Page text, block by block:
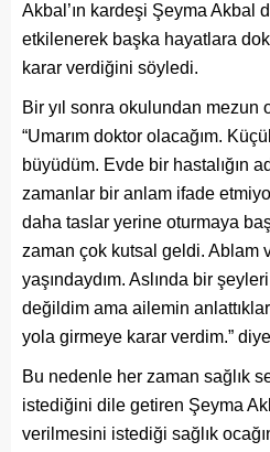
Akbal’ın kardeşi Şeyma Akbal
etkilenerek başka hayatlara
karar verdiğini söyledi.
Bir yıl sonra okulundan mezun
“Umarım doktor olacağım.
büyüdüm. Evde bir hastalığın
zamanlar bir anlam ifade
daha taslar yerine oturmaya
zaman çok kutsal geldi. Ablam
yaşındaydım. Aslında bir
değildim ama ailemin
yola girmeye karar verdim.”
Bu nedenle her zaman sağlık
istediğini dile getiren Şeyma
verilmesini istediği sağlık